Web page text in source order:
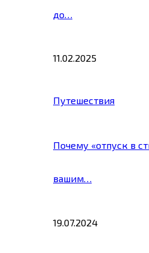
до…
11.02.2025
Путешествия
Почему «отпуск в
вашим…
19.07.2024